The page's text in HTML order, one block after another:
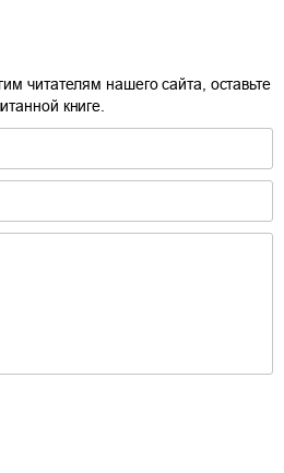
читателям нашего сайта, оставьте
книге.